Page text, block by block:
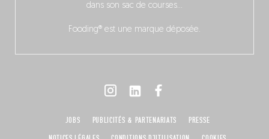
dans son sac de courses…
Fooding® est une marque déposée.
JOBS PUBLICITÉS & PARTENARIATS
PRESSE